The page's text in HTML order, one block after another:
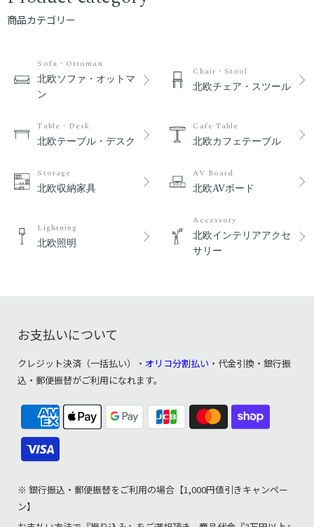
商品カテゴリー
Sofa・Ottoman
北欧ソファ・オットマ
ン
Chair・Stool
北欧チェア・スツール
Table・Desk
北欧テーブル・デスク
Cafe Table
北欧カフェテーブル
Storage
北欧収納家具
AV Board
北欧AVボード
Lightning
北欧照明
Accessory
北欧インテリアアクセ
サリー
お支払いについて
クレジット決済（一括払い）・ オリコ分割払い ・代金引換・銀行振
込・郵便振替がご利用になれます。
※ 銀行振込・郵便振替をご利用の場合【1,000円値引きキャンペー
ン】